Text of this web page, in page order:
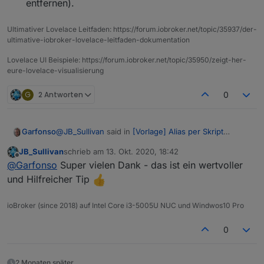
entfernen).
Ultimativer Lovelace Leitfaden: https://forum.iobroker.net/topic/35937/der-
ultimative-iobroker-lovelace-leitfaden-dokumentation
Lovelace UI Beispiele: https://forum.iobroker.net/topic/35950/zeigt-her-
eure-lovelace-visualisierung
G 2 Antworten 0
Garfonso@JB_Sullivan said in [Vorlage] Alias per Skript
Ich habe heute durch Zufall eine eher
unschöne Entdeckung gemacht. Ich bin immer
noch dabei meine Datenpunkte zu "veraliasen".
Ich habe auch den Alexa Adapter 2.x laufen -
Alexa App - HORROR - 250 neue Geräte - Ihr
Da gibt es ein paar Möglichkeiten.
Du entferns Raum & Funktion bei den
Offline
JB_Sullivanschrieb am 13. Okt. 2020, 18:42
zuletzt editiert von
@Garfonso Super vielen Dank - das ist ein wertvoller
und Hilfreicher Tip
ioBroker (since 2018) auf Intel Core i3-5005U NUC und Windwos10 Pro
0